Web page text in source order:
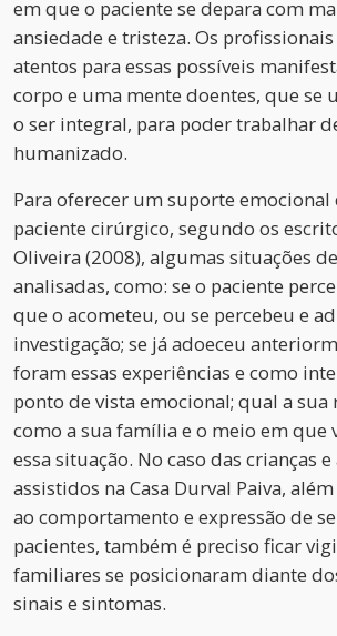
em que o paciente se depara com
ansiedade e tristeza. Os
atentos para essas possíveis
corpo e uma mente doentes, que se
o ser integral, para poder trabalhar
humanizado.
Para oferecer um suporte
paciente cirúrgico, segundo os
Oliveira (2008), algumas situações
analisadas, como: se o paciente
que o acometeu, ou se percebeu e
investigação; se já adoeceu
foram essas experiências e como
ponto de vista emocional; qual a sua
como a sua família e o meio em que
essa situação. No caso das crianças
assistidos na Casa Durval Paiva,
ao comportamento e expressão de
pacientes, também é preciso ficar
familiares se posicionaram diante
sinais e sintomas.